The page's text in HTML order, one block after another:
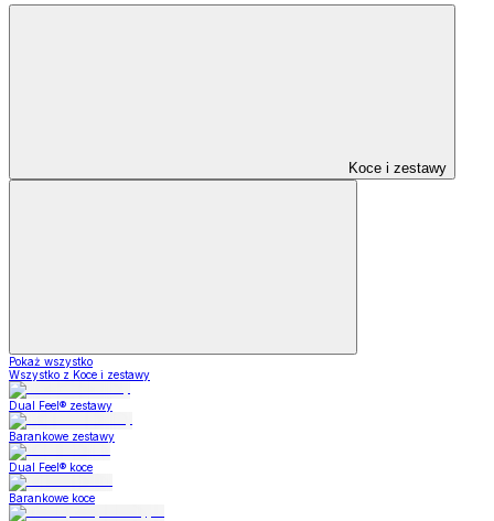
Koce i zestawy
Pokaż wszystko
Wszystko z Koce i zestawy
Dual Feel® zestawy
Barankowe zestawy
Dual Feel® koce
Barankowe koce